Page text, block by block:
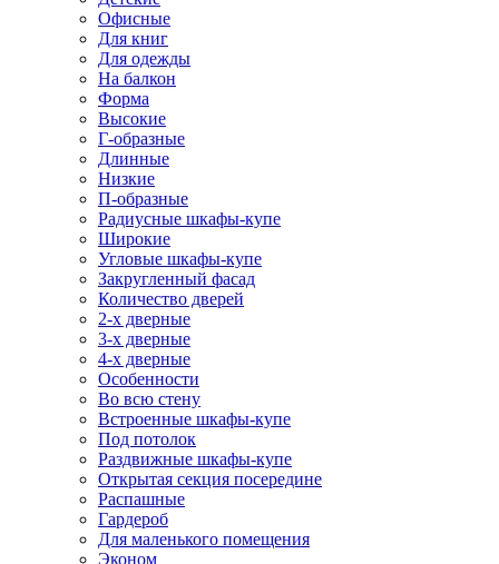
Офисные
Для книг
Для одежды
На балкон
Форма
Высокие
Г-образные
Длинные
Низкие
П-образные
Радиусные шкафы-купе
Широкие
Угловые шкафы-купе
Закругленный фасад
Количество дверей
2-х дверные
3-х дверные
4-х дверные
Особенности
Во всю стену
Встроенные шкафы-купе
Под потолок
Раздвижные шкафы-купе
Открытая секция посередине
Распашные
Гардероб
Для маленького помещения
Эконом